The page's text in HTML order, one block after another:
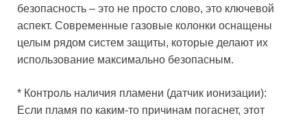
безопасность – это не просто слово, это ключевой
аспект. Современные газовые колонки оснащены
целым рядом систем защиты, которые делают их
использование максимально безопасным.
* Контроль наличия пламени (датчик ионизации):
Если пламя по каким-то причинам погаснет, этот